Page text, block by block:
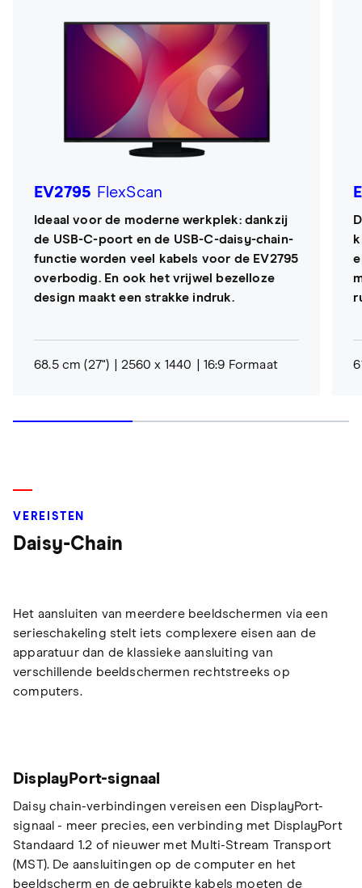
EV2795 FlexScan
Ideaal voor de moderne werkplek: dankzij
de USB-C-poort en de USB-C-daisy-chain-
functie worden veel kabels voor de EV2795
overbodig. En ook het vrijwel bezelloze
design maakt een strakke indruk.
68.5 cm (27") 2560 x 1440 16:9 Formaat
VEREISTEN
Daisy-Chain
Het aansluiten van meerdere beeldschermen via een
serieschakeling stelt iets complexere eisen aan de
apparatuur dan de klassieke aansluiting van
verschillende beeldschermen rechtstreeks op
computers.
DisplayPort-signaal
Daisy chain-verbindingen vereisen een DisplayPort-
signaal - meer precies, een verbinding met DisplayPort
Standaard 1.2 of nieuwer met Multi-Stream Transport
(MST). De aansluitingen op de computer en het
beeldscherm en de gebruikte kabels moeten de